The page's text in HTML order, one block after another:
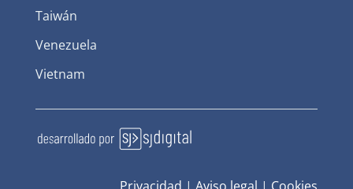
Taiwán
Venezuela
Vietnam
Privacidad | Aviso legal | Cookies